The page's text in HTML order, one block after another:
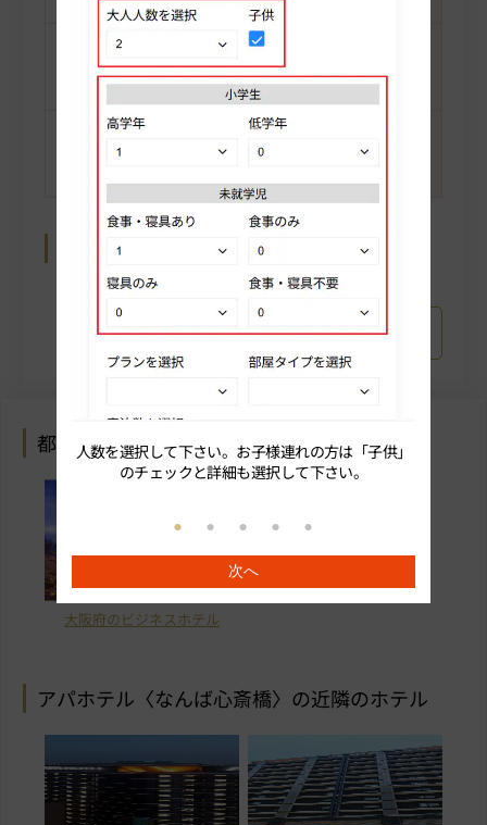
人数を選択して下さい。お子様連れの方は「子供」
のチェックと詳細も選択して下さい。
次へ
-
-
- - - - -
選択中のプラン詳細
カレンダーから予約へ戻る
都道府県 × ビジネスホテル
大阪府のビジネスホテル
アパホテル〈なんば心斎橋〉の近隣のホテル